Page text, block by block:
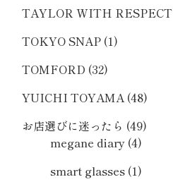
TAYLOR WITH RESPECT
TOKYO SNAP (1)
TOMFORD (32)
YUICHI TOYAMA(48)
お店選びに迷ったら (49)
megane diary (4)
smart glasses (1)